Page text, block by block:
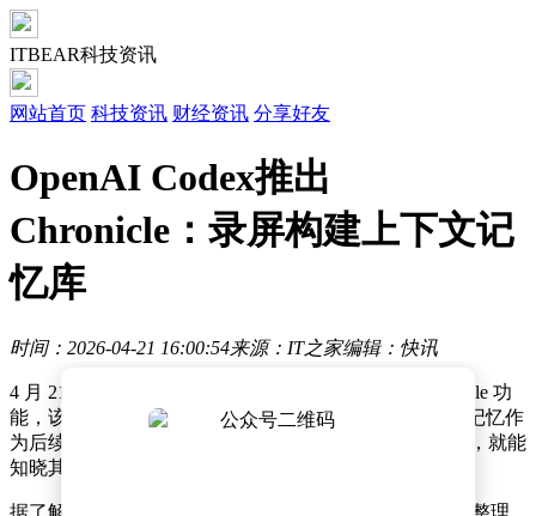
ITBEAR科技资讯
网站首页 科技资讯 财经资讯 分享好友
OpenAI Codex推出
Chronicle：录屏构建上下文记
忆库
时间：2026-04-21 16:00:54来源：IT之家编辑：快讯
4 月 21 日消息，OpenAI 为其 Codex 应用推出了 Chronicle 功
能，该功能通过屏幕录制构建记忆库，Codex 可将这些记忆作
为后续任务的上下文参考，从而无需用户每次重新说明，就能
知晓其所指内容、使用的工具以及正在进行的项目。
据了解，Chronicle 会在后台运行，由智能体将录制内容整理